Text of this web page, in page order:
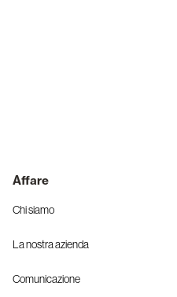
Affare
Chi siamo
La nostra azienda
Comunicazione